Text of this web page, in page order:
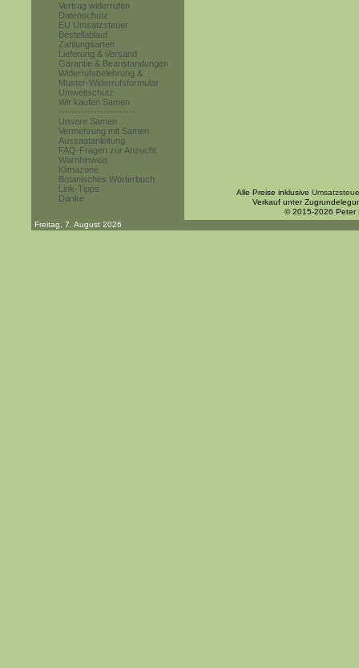
Vertrag widerrufen
Datenschutz
EU Umsatzsteuer
Bestellablauf
Zahlungsarten
Lieferung & Versand
Garantie & Beanstandungen
Widerrufsbelehrung &
Muster-Widerrufsformular
Umweltschutz
Wir kaufen Samen
------------------------
Unsere Samen
Vermehrung mit Samen
Aussaatanleitung
FAQ-Fragen zur Anzucht
Warnhinweis
Klimazone
Botanisches Wörterbuch
Link-Tipps
Danke
Alle Preise inklusive
Verkauf unter
© 2015-2026 Peter
Freitag, 7. August 2026